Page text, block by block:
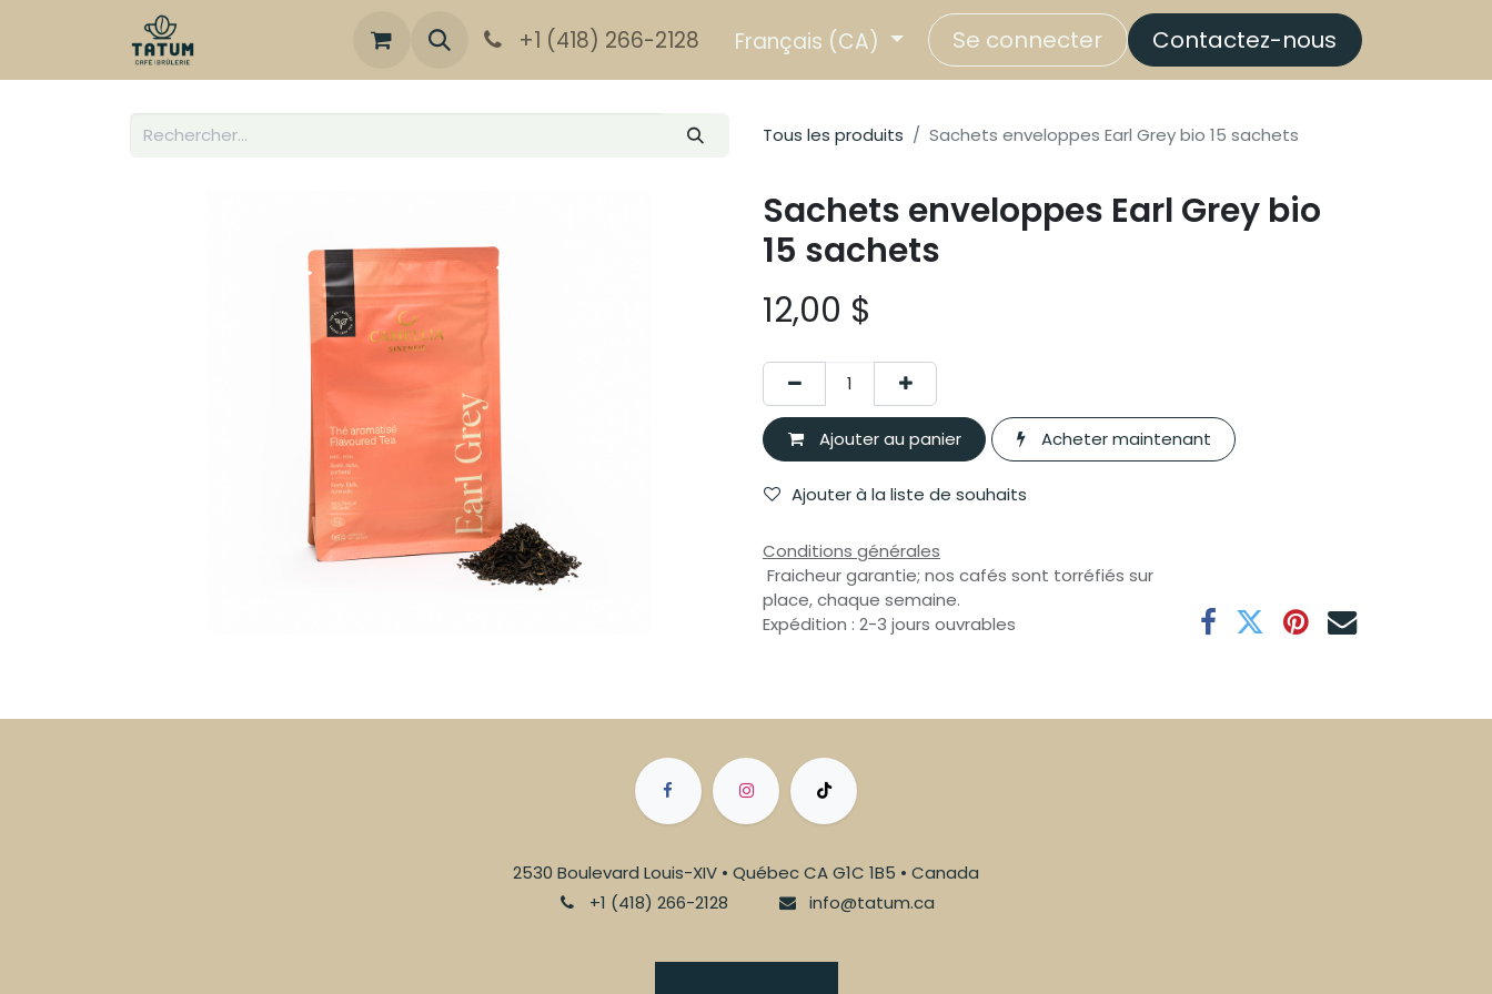
+1 (418) 266-2128 Français (CA) Se connecter Contactez-nous
Tous les produits Sachets enveloppes Earl Grey bio 15 sachets
Sachets enveloppes Earl Grey bio
15 sachets
12,00 $
Ajouter au panier Acheter maintenant
Ajouter à la liste de souhaits
Conditions générales
Fraicheur garantie; nos cafés sont torréfiés sur
place, chaque semaine.
Expédition : 2-3 jours ouvrables
2530 Boulevard Louis-XIV • Québec CA G1C 1B5 • Canada
+1 (418) 266-2128
info@tatum.ca